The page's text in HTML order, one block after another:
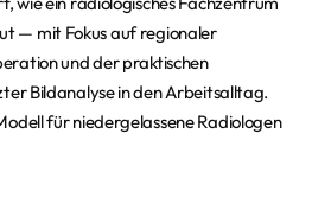
— mit Fokus auf regionaler
und der praktischen
Bildanalyse in den Arbeitsalltag.
für niedergelassene Radiologen